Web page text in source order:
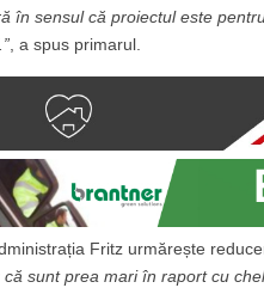
în sensul că proiectul este
, a spus primarul.
Fritz urmărește
că sunt prea mari în raport cu